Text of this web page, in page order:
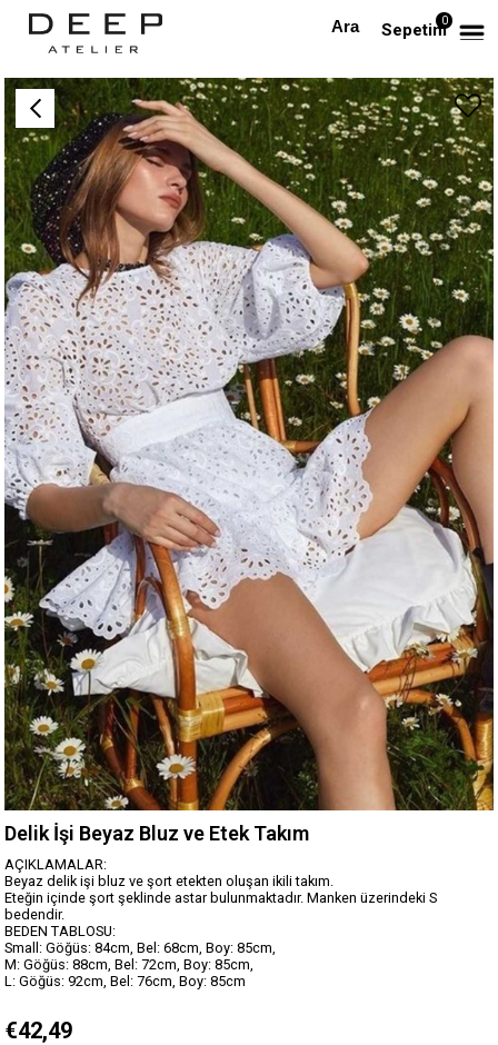
Sepetim0
Anasayfa TÜM ELBİSELER Delik İşi Beyaz Bluz ve Etek Takım
Delik İşi Beyaz Bluz ve Etek Takım
AÇIKLAMALAR:
Beyaz delik işi bluz ve şort etekten oluşan ikili takım.
Eteğin içinde şort şeklinde astar bulunmaktadır. Manken üzerindeki S
bedendir.
BEDEN TABLOSU:
Small: Göğüs: 84cm, Bel: 68cm, Boy: 85cm,
M: Göğüs: 88cm, Bel: 72cm, Boy: 85cm,
L: Göğüs: 92cm, Bel: 76cm, Boy: 85cm
€42,49